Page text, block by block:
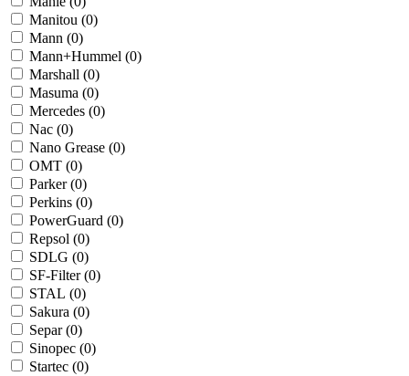
Manitou (0)
Mann (0)
Mann+Hummel (0)
Marshall (0)
Masuma (0)
Mercedes (0)
Nac (0)
Nano Grease (0)
OMT (0)
Parker (0)
Perkins (0)
PowerGuard (0)
Repsol (0)
SDLG (0)
SF-Filter (0)
STAL (0)
Sakura (0)
Separ (0)
Sinopec (0)
Startec (0)